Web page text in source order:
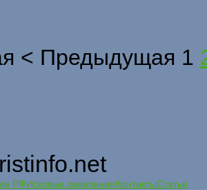
< Предыдущая 1
РФИсковые заявленияКонтактыСтатьи